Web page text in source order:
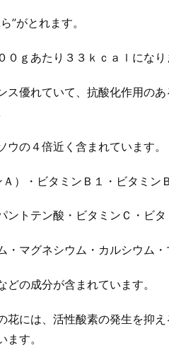
”がとれます。
ｇあたり３３ｋｃａｌになり
ス優れていて、抗酸化作用の
ウの４倍近く含まれています。
Ａ）・ビタミンＢ１・ビタミン
ントテン酸・ビタミンＣ・ビ
・マグネシウム・カルシウム
どの成分が含まれています。
花には、活性酸素の発生を抑
す。